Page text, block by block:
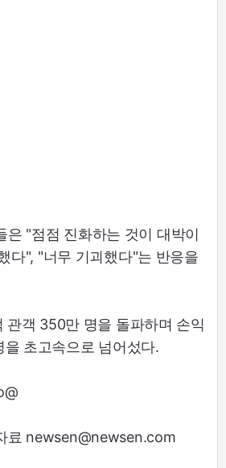
은 "점점 진화하는 것이 대박이
다", "너무 기괴했다"는 반응을
관객 350만 명을 돌파하며 손익
초고속으로 넘어섰다.
료 newsen@newsen.com